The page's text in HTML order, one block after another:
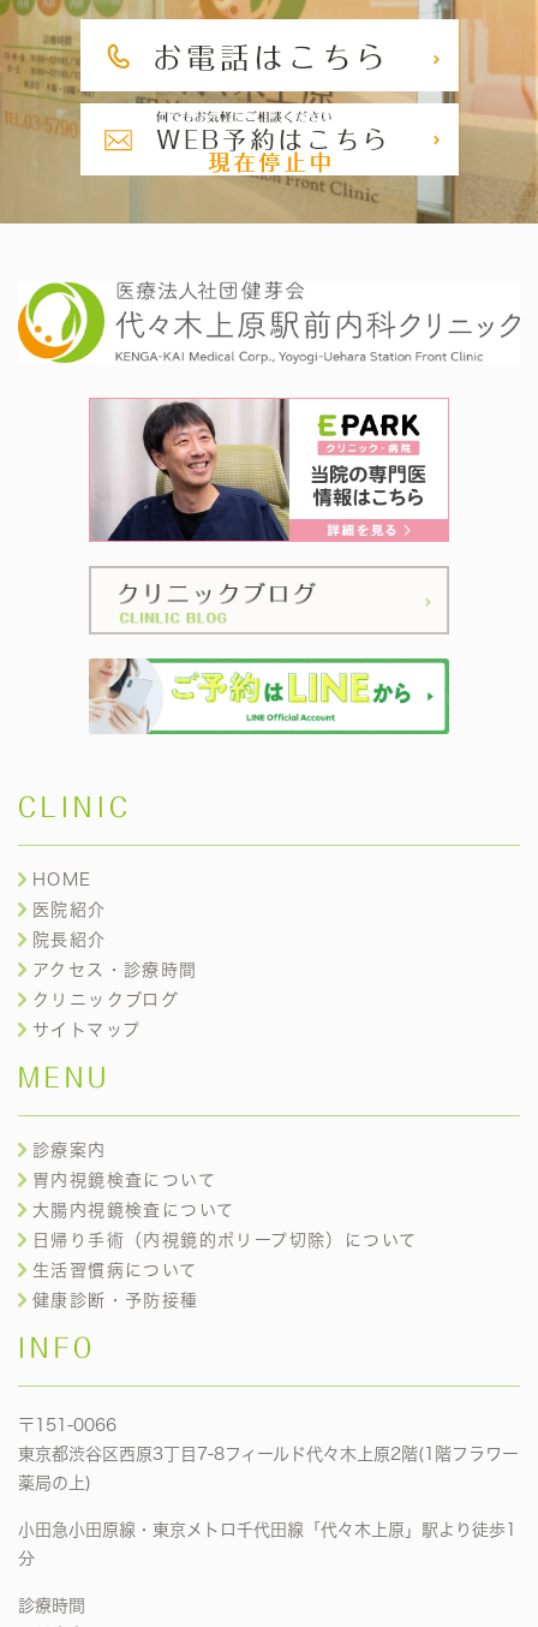
CLINIC
HOME
医院紹介
院長紹介
アクセス・診療時間
クリニックブログ
サイトマップ
MENU
診療案内
胃内視鏡検査について
大腸内視鏡検査について
日帰り手術（内視鏡的ポリープ切除）について
生活習慣病について
健康診断・予防接種
INFO
〒151-0066
東京都渋谷区西原3丁目7-8フィールド代々木上原2階(1階フラワー
薬局の上)
小田急小田原線・東京メトロ千代田線「代々木上原」駅より徒歩1
分
診療時間